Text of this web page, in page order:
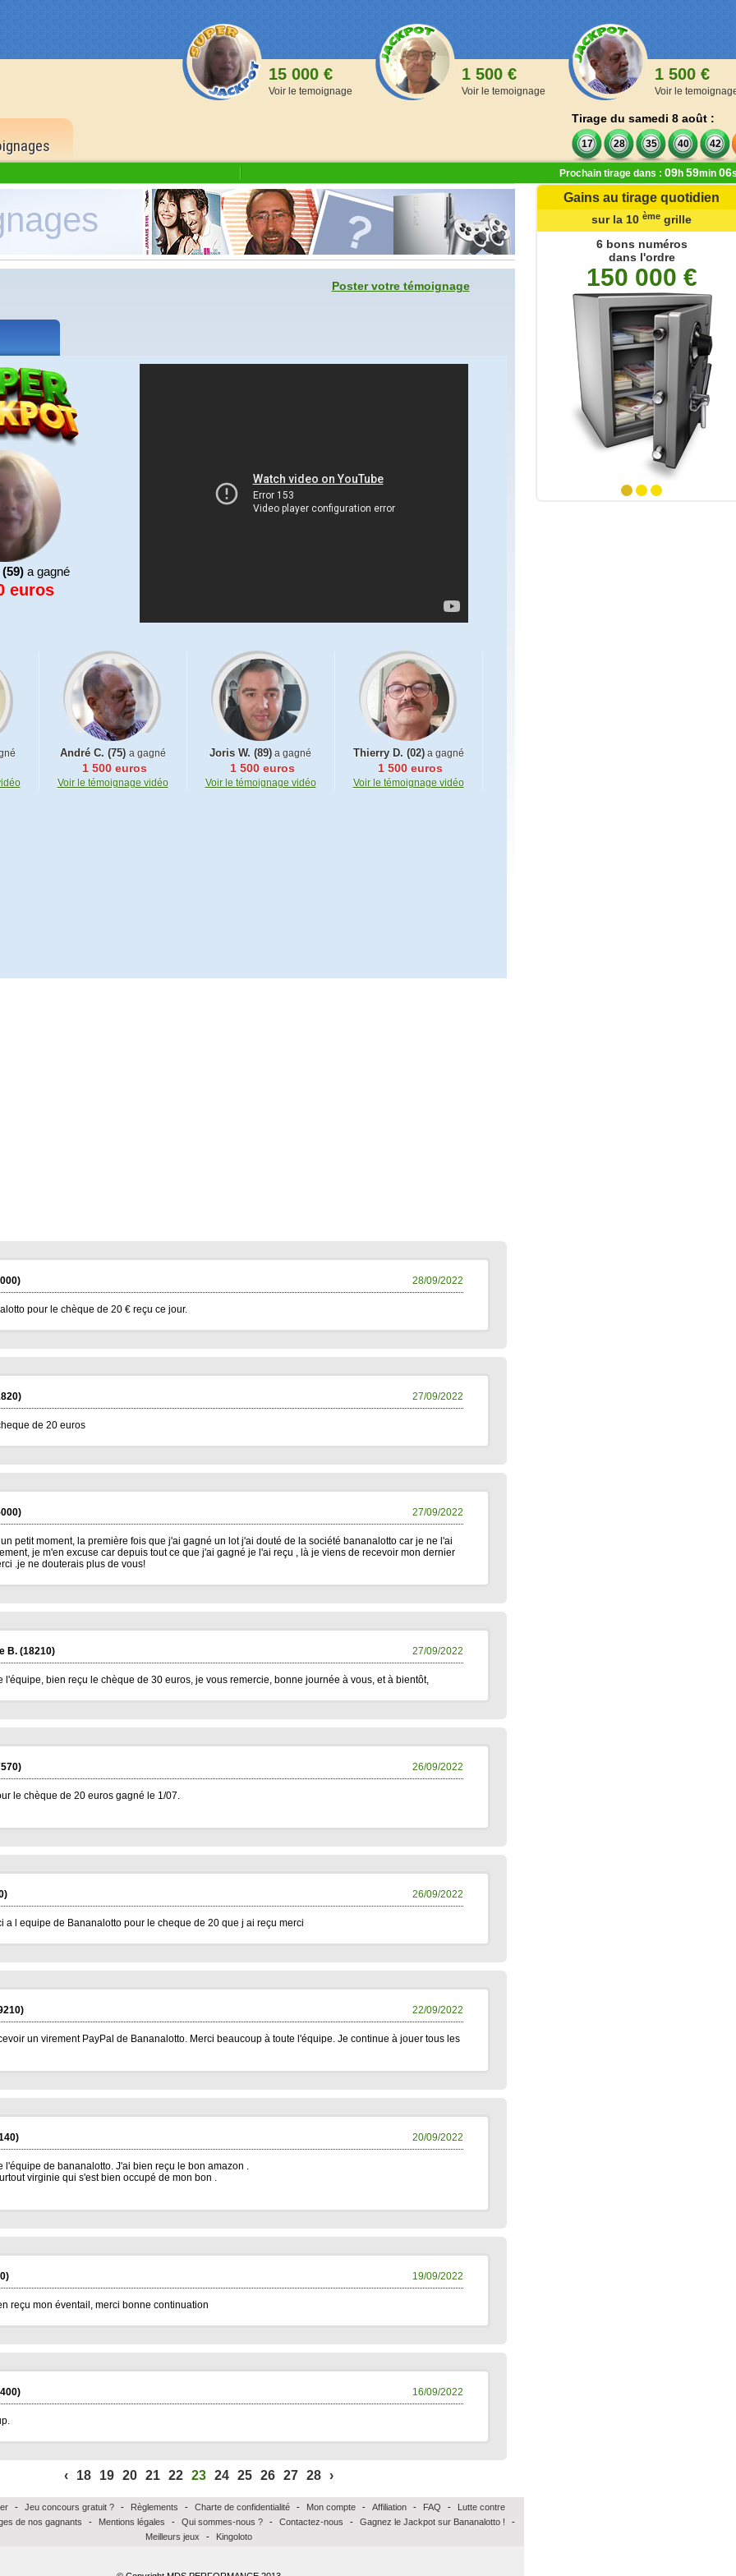
15 000 €
Voir le temoignage
1 500 €
Voir le temoignage
1 500 €
Voir le
Tirage du samedi 8 août :
17 28 35 40 42
Prochain tirage dans : 09h 59min 05
Poster votre témoignage
(59)a gagné
euros
André C. (75) a gagné
1 500 euros
Voir le témoignage vidéo
Joris W. (89) a gagné
1 500 euros
Voir le témoignage vidéo
Thierry D. (02)a gagné
1 500 euros
Voir le témoignage vidéo
28/09/2022
pour le chèque de 20 € reçu ce jour.
27/09/2022
de 20 euros
27/09/2022
petit moment, la première fois que j'ai gagné un lot j'ai douté de la société bananalotto car je ne l'ai
je m'en excuse car depuis tout ce que j'ai gagné je l'ai reçu , là je viens de recevoir mon dernier
.je ne douterais plus de vous!
27/09/2022
B.(18210)
l'équipe, bien reçu le chèque de 30 euros, je vous remercie, bonne journée à vous, et à bientôt,
26/09/2022
le chèque de 20 euros gagné le 1/07.
26/09/2022
a l equipe de Bananalotto pour le cheque de 20 que j ai reçu merci
22/09/2022
un virement PayPal de Bananalotto. Merci beaucoup à toute l'équipe. Je continue à jouer tous les
20/09/2022
l'équipe de bananalotto. J'ai bien reçu le bon amazon .
virginie qui s'est bien occupé de mon bon .
19/09/2022
reçu mon éventail, merci bonne continuation
16/09/2022
‹ 18 19 20 21 22 23 24 25 26 27 28 ›
Gains au tirage quotidien
de la 1 èreà la 9ème grille
1 500,00 €
6 bons numéros
500 points
sur la 10 ème grille
6 bons numéros
dans l'ordre
150 000 €
- Jeu concours gratuit ? - Règlements - Charte de confidentialité - Mon compte - Affiliation - FAQ -
Lutte contre
de nos gagnants - Mentions légales - Qui sommes-nous ? - Contactez-nous - Gagnez le Jackpot sur Bananalotto !
-
Meilleurs jeux
- Kingoloto